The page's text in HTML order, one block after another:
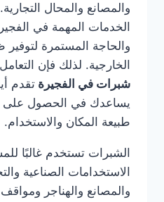
والمصانع والمحال
الخدمات المهمة في
والحاجة المستمرة
الخارجية. لذلك فإن
شبرات في الفجيرة تقدم
يساعدك في الحصول
طبيعة المكان والاستخدام.
الشبرات تستخدم غالبًا
الاستخدامات الصناعية
والمصانع والهناجر ومواقف